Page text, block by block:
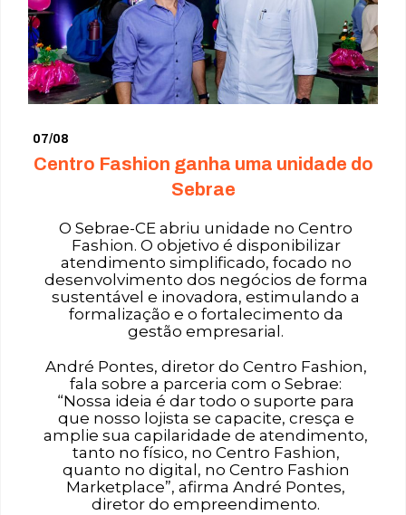
07/08
Centro Fashion ganha uma unidade do
Sebrae
O Sebrae-CE abriu unidade no Centro
Fashion. O objetivo é disponibilizar
atendimento simplificado, focado no
desenvolvimento dos negócios de forma
sustentável e inovadora, estimulando a
formalização e o fortalecimento da
gestão empresarial.
André Pontes, diretor do Centro Fashion,
fala sobre a parceria com o Sebrae:
“Nossa ideia é dar todo o suporte para
que nosso lojista se capacite, cresça e
amplie sua capilaridade de atendimento,
tanto no físico, no Centro Fashion,
quanto no digital, no Centro Fashion
Marketplace”, afirma André Pontes,
diretor do empreendimento.